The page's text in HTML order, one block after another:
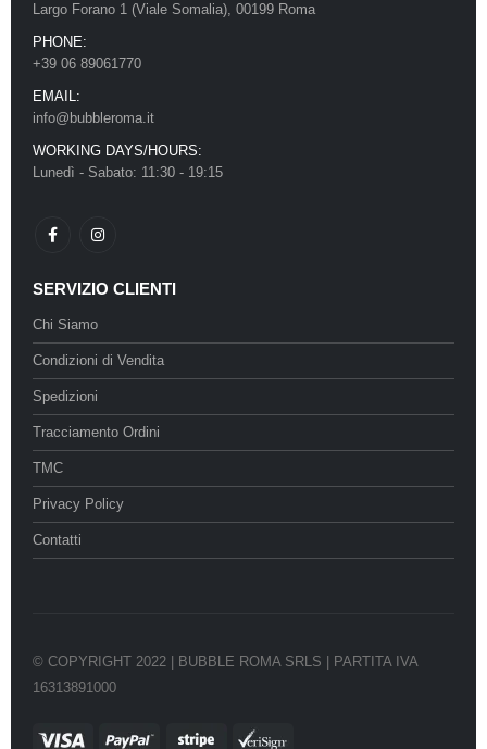
Largo Forano 1 (Viale Somalia), 00199 Roma
PHONE:
+39 06 89061770
EMAIL:
info@bubbleroma.it
WORKING DAYS/HOURS:
Lunedì - Sabato: 11:30 - 19:15
SERVIZIO CLIENTI
Chi Siamo
Condizioni di Vendita
Spedizioni
Tracciamento Ordini
TMC
Privacy Policy
Contatti
© COPYRIGHT 2022 | BUBBLE ROMA SRLS | PARTITA IVA
16313891000